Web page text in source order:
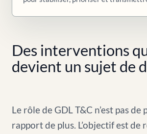
Des interventions
devient un sujet de
Le rôle de GDL T&C n’est pas
rapport de plus. L’objectif est de